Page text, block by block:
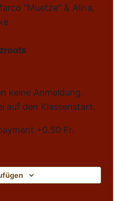
“Muetze” & Alina,
keine Anmeldung.
auf den Klassenstart.
+0.50 Fr.